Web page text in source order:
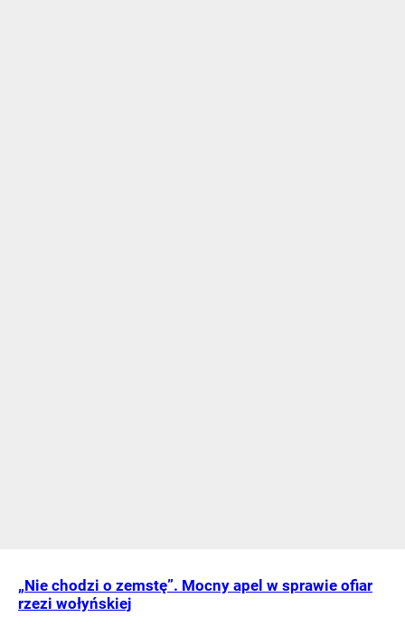
„Nie chodzi o zemstę”. Mocny apel w sprawie ofiar
rzezi wołyńskiej